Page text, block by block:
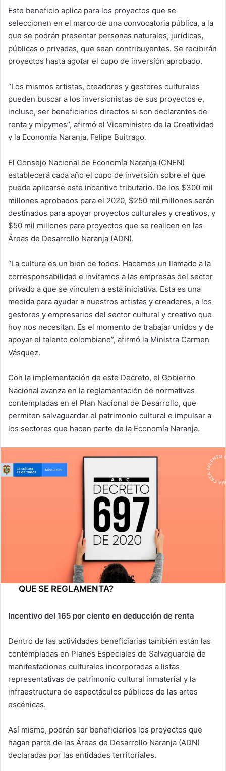
Este beneficio aplica para los proyectos que se
seleccionen en el marco de una convocatoria pública, a la
que se podrán presentar personas naturales, jurídicas,
públicas o privadas, que sean contribuyentes. Se recibirán
proyectos hasta agotar el cupo de inversión aprobado.
“Los mismos artistas, creadores y gestores culturales
pueden buscar a los inversionistas de sus proyectos e,
incluso, ser beneficiarios directos si son declarantes de
renta y mipymes”, afirmó el Viceministro de la Creatividad
y la Economía Naranja, Felipe Buitrago.
El Consejo Nacional de Economía Naranja (CNEN)
establecerá cada año el cupo de inversión sobre el que
puede aplicarse este incentivo tributario. De los $300 mil
millones aprobados para el 2020, $250 mil millones serán
destinados para apoyar proyectos culturales y creativos, y
$50 mil millones para proyectos que se realicen en las
Áreas de Desarrollo Naranja (ADN).
“La cultura es un bien de todos. Hacemos un llamado a la
corresponsabilidad e invitamos a las empresas del sector
privado a que se vinculen a esta iniciativa. Esta es una
medida para ayudar a nuestros artistas y creadores, a los
gestores y empresarios del sector cultural y creativo que
hoy nos necesitan. Es el momento de trabajar unidos y de
apoyar el talento colombiano”, afirmó la Ministra Carmen
Vásquez.
Con la implementación de este Decreto, el Gobierno
Nacional avanza en la reglamentación de normativas
contempladas en el Plan Nacional de Desarrollo, que
permiten salvaguardar el patrimonio cultural e impulsar a
los sectores que hacen parte de la Economía Naranja.
QUE SE REGLAMENTA?
Incentivo del 165 por ciento en deducción de renta
Dentro de las actividades beneficiarias también están las
contempladas en Planes Especiales de Salvaguardia de
manifestaciones culturales incorporadas a listas
representativas de patrimonio cultural inmaterial y la
infraestructura de espectáculos públicos de las artes
escénicas.
Así mismo, podrán ser beneficiarios los proyectos que
hagan parte de las Áreas de Desarrollo Naranja (ADN)
declaradas por las entidades territoriales.